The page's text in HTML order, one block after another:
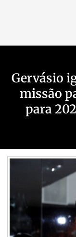
Gervásio
missão
para